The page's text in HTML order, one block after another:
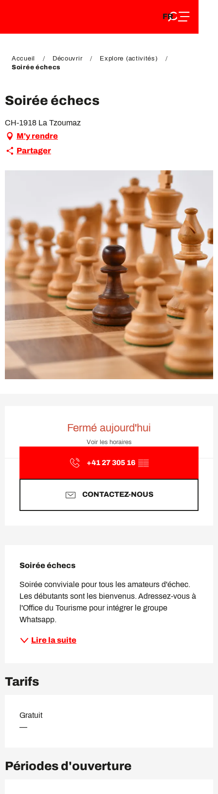
DE
FR
EN
Accueil Découvrir
Explore (activités)
Soirée échecs
Soirée échecs
CH-1918 La Tzoumaz
M'y rendre
Partager
Fermé aujourd'hui
Voir les horaires
+41 27 305 16 ▒▒
CONTACTEZ-NOUS
Soirée échecs
Soirée conviviale pour tous les amateurs d'échec.
Les débutants sont les bienvenus. Adressez-vous à
l'Office du Tourisme pour intégrer le groupe
Whatsapp.
Lire la suite
Tarifs
Gratuit
—
Périodes d'ouverture